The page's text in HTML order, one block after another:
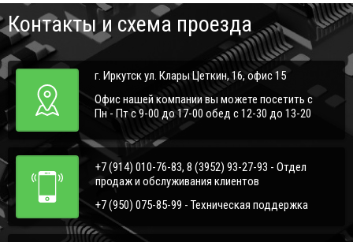
Контакты и схема проезда
г. Иркутск ул. Клары Цеткин, 16, офис 15
Офис нашей компании вы можете посетить с
Пн - Пт с 9-00 до 17-00 обед с 12-30 до 13-20
+7 (914) 010-76-83, 8 (3952) 93-27-93 - Отдел
продаж и обслуживания клиентов
+7 (950) 075-85-99 - Техническая поддержка